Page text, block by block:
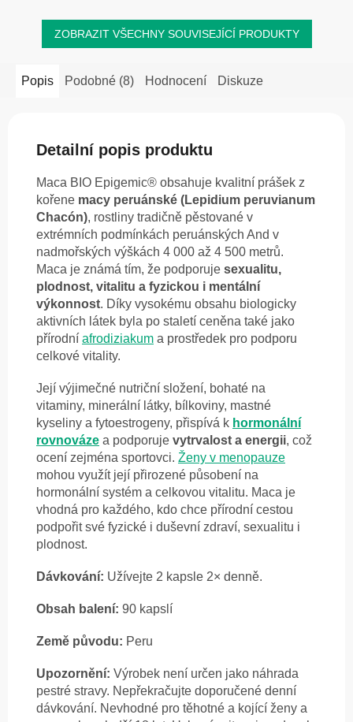
ZOBRAZIT VŠECHNY SOUVISEJÍCÍ PRODUKTY
Popis Podobné (8) Hodnocení Diskuze
Detailní popis produktu
Maca BIO Epigemic® obsahuje kvalitní prášek z
kořene macy peruánské (Lepidium peruvianum
Chacón), rostliny tradičně pěstované v
extrémních podmínkách peruánských And v
nadmořských výškách 4 000 až 4 500 metrů.
Maca je známá tím, že podporuje sexualitu,
plodnost, vitalitu a fyzickou i mentální
výkonnost. Díky vysokému obsahu biologicky
aktivních látek byla po staletí ceněna také jako
přírodní afrodiziakum a prostředek pro podporu
celkové vitality.
Její výjimečné nutriční složení, bohaté na
vitaminy, minerální látky, bílkoviny, mastné
kyseliny a fytoestrogeny, přispívá k hormonální
rovnováze a podporuje vytrvalost a energii, což
ocení zejména sportovci. Ženy v menopauze
mohou využít její přirozené působení na
hormonální systém a celkovou vitalitu. Maca je
vhodná pro každého, kdo chce přírodní cestou
podpořit své fyzické i duševní zdraví, sexualitu i
plodnost.
Dávkování: Užívejte 2 kapsle 2× denně.
Obsah balení: 90 kapslí
Země původu: Peru
Upozornění: Výrobek není určen jako náhrada
pestré stravy. Nepřekračujte doporučené denní
dávkování. Nevhodné pro těhotné a kojící ženy a